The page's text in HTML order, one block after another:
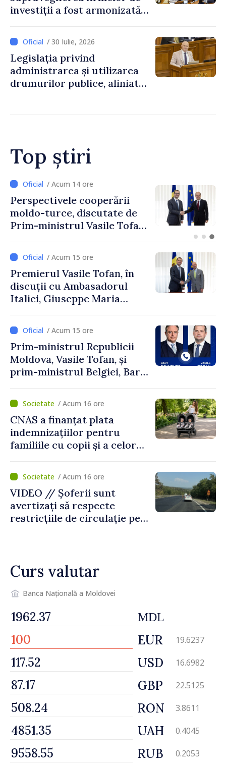
investiții a fost armonizată
/ 30 Iulie, 2026
Legislația privind
administrarea și utilizarea
drumurilor publice, aliniată
Top știri
/ Acum 12 ore
Forumul Diasporei //
Republica Moldova,
promovată în Elveția prin
exporturi
/ Acum 15 ore
Premierul Vasile Tofan, în
discuții cu Ambasadorul
Italiei, Giuseppe Maria
/ Acum 15 ore
Prim-ministrul Republicii
Moldova, Vasile Tofan, și
prim-ministrul Belgiei, Bart
despre parcursul european
al Republicii Moldova.
/ Acum 16 ore
CNAS a finanțat plata
indemnizațiilor pentru
familiile cu copii și a celor
temporară de muncă
/ Acum 16 ore
VIDEO // Șoferii sunt
avertizați să respecte
restricțiile de circulație pe
Curs valutar
Banca Națională a Moldovei
MDL
EUR 19.6237
USD 16.6982
GBP 22.5125
RON 3.8611
UAH 0.4045
RUB 0.2053